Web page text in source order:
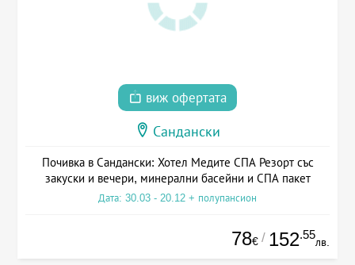
виж офертата
Сандански
Почивка в Сандански: Хотел Медите СПА Резорт със
закуски и вечери, минерални басейни и СПА пакет
Дата: 30.03 - 20.12 + полупансион
78€ / 152.55
лв.